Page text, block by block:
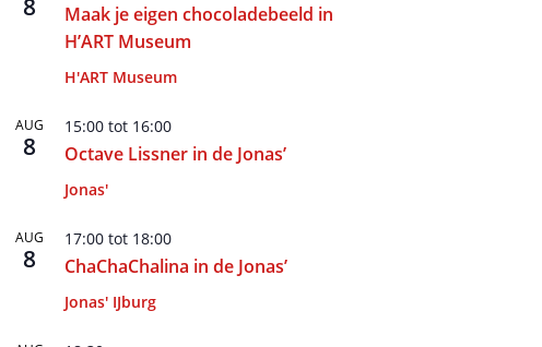
8
Maak je eigen chocoladebeeld in
H’ART Museum
H'ART Museum
AUG
8
15:00tot 16:00
Octave Lissner in de Jonas’
Jonas'
AUG
8
17:00tot 18:00
ChaChaChalina in de Jonas’
Jonas' IJburg